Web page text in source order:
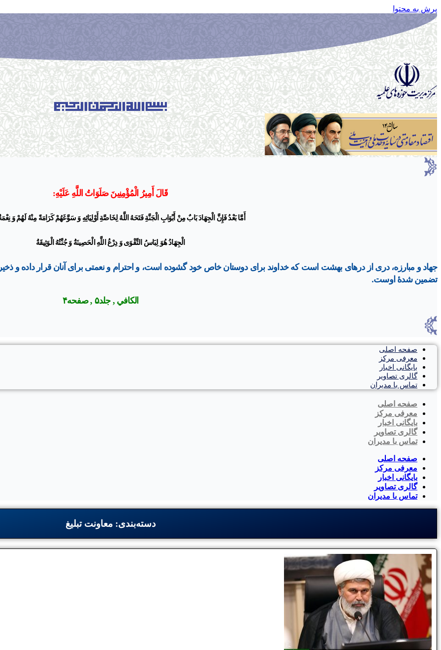
پرش به محتوا
قَالَ أَمِيرُ الْمُؤْمِنِينَ‌ صَلَوَاتُ اللَّهِ عَلَيْهِ‌:
أَمَّا بَعْدُ فَإِنَّ الْجِهَادَ بَابٌ مِنْ أَبْوَابِ الْجَنَّةِ‌ فَتَحَهُ اللَّهُ لِخَاصَّةِ أَوْلِيَائِهِ وَ سَوَّغَهُمْ كَرَامَةً مِنْهُ لَهُمْ وَ
الْجِهَادُ هُوَ لِبَاسُ التَّقْوَى وَ دِرْعُ اللَّهِ الْحَصِينَةُ وَ جُنَّتُهُ الْوَثِيقَةُ‌
جهاد و مبارزه، درى از درهاى بهشت است كه خداوند براى دوستان خاص خود گشوده است، و احترام و نعمتى براى آنان قرار داده و
تضمين شدۀ اوست.
الکافي , جلد۵ , صفحه۴
صفحه اصلی
معرفی مرکز
بایگانی اخبار
گالری تصاویر
تماس با مدیران
صفحه اصلی
معرفی مرکز
بایگانی اخبار
گالری تصاویر
تماس با مدیران
صفحه اصلی
معرفی مرکز
بایگانی اخبار
گالری تصاویر
تماس با مدیران
دسته‌بندی: معاونت تبلیغ